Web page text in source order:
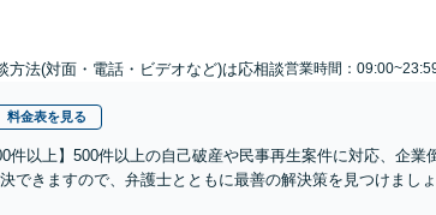
方法(対面・電話・ビデオなど)は応相談営業時間：
料金表を見る
件以上】500件以上の自己破産や民事再生案件に対応、企
できますので、弁護士とともに最善の解決策を見つけまし